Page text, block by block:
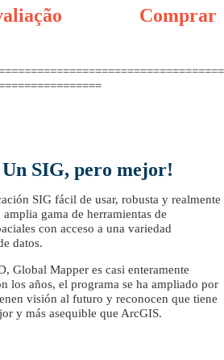
Comprar
SIG, pero mejor!
SIG fácil de usar, robusta y realmente
gama de herramientas de
con acceso a una variedad
datos.
Global Mapper es casi enteramente
los años, el programa se ha ampliado por
visión al futuro y reconocen que tiene
y más asequible que ArcGIS.